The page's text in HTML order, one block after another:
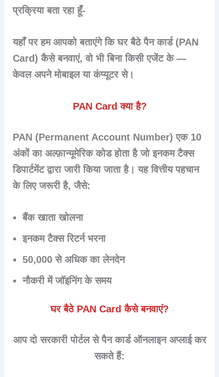
प्रक्रिया बता रहा हूँ-
यहाँ पर हम आपको बताएंगे कि घर बैठे पैन कार्ड (PAN
Card) कैसे बनवाएं, वो भी बिना किसी एजेंट के —
केवल अपने मोबाइल या कंप्यूटर से।
PAN Card क्या है?
PAN (Permanent Account Number) एक 10
अंकों का अल्फ़ान्यूमेरिक कोड होता है जोइनकम टैक्स
डिपार्टमेंटद्वारा जारी किया जाता है। यह वित्तीय पहचान
के लिए जरूरी है, जैसे:
बैंक खाता खोलना
इनकम टैक्स रिटर्न भरना
50,000 से अधिक का लेनदेन
नौकरी में जॉइनिंग के समय
घर बैठे PAN Card कैसे बनवाएं?
आप दो सरकारी पोर्टल से पैन कार्ड ऑनलाइन अप्लाई कर
सकते हैं: